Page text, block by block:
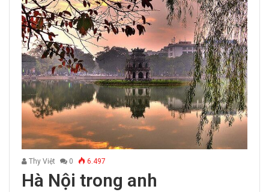
Thy Việt 0 6.497
Hà Nội trong anh